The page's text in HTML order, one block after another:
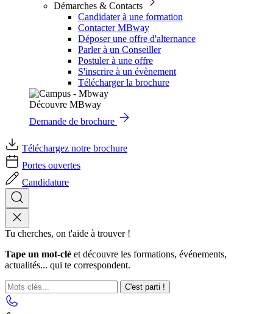
Démarches & Contacts
Candidater à une formation
Contacter MBway
Déposer une offre d'alternance
Parler à un Conseiller
Postuler à une offre
S'inscrire à un évènement
Télécharger la brochure
Découvre MBway
Demande de brochure
Téléchargez notre brochure
Portes ouvertes
Candidature
Tu cherches, on t'aide à trouver !
Tape un mot-clé et découvre les formations, événements,
actualités... qui te correspondent.
C'est parti !